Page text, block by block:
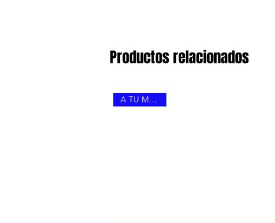
Productos relacionados
A TU MANERA